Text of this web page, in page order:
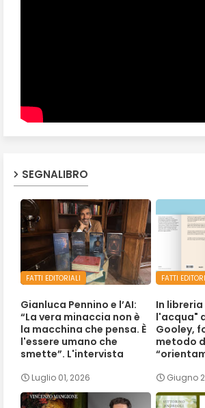
SEGNALIBRO
FATTI EDITORIALI
Gianluca Pennino e l’AI:
“La vera minaccia non è
la macchina che pensa. È
l'essere umano che
smette”. L'intervista
Luglio 01, 2026
FATTI
In
l'acqua"
Gooley,
metodo
Giugno